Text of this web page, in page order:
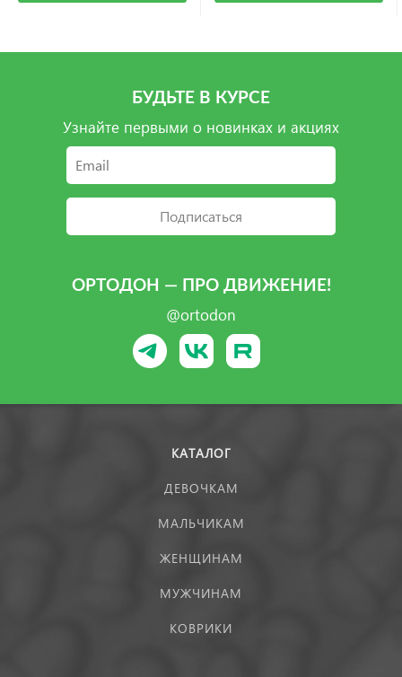
БУДЬТЕ В КУРСЕ
Узнайте первыми о новинках и акциях
Подписаться
ОРТОДОН — ПРО ДВИЖЕНИЕ!
@ortodon
КАТАЛОГ
ДЕВОЧКАМ
МАЛЬЧИКАМ
ЖЕНЩИНАМ
МУЖЧИНАМ
КОВРИКИ